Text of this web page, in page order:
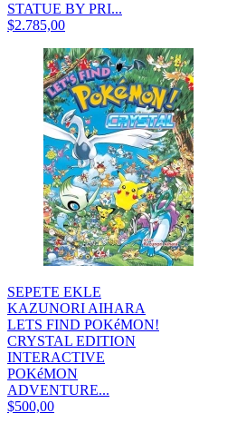
STATUE BY PRI...
$2.785,00
SEPETE EKLE
KAZUNORI AIHARA
LETS FIND POKéMON!
CRYSTAL EDITION
INTERACTIVE
POKéMON
ADVENTURE...
$500,00